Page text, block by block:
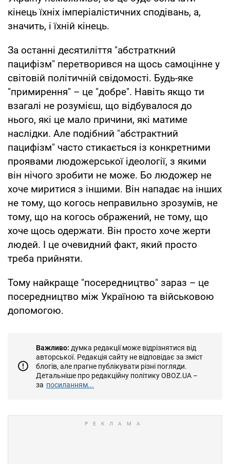
кінець їхніх імперіалістичних сподівань, а,
значить, і їхній кінець.
За останні десятиліття "абстраткний
пацифізм" перетворився на щось самоцінне у
світовій політичній свідомості. Будь-яке
"примирення" – це "добре". Навіть якщо ти
взагалі не розумієш, що відбувалося до
нього, які це мало причини, які матиме
наслідки. Але подібний "абстрактний
пацифізм" часто стикається із конкретними
проявами людожерської ідеології, з якими
він нічого зробити не може. Бо людожер не
хоче миритися з іншими. Він нападає на інших
не тому, що когось неправильно зрозумів, не
тому, що на когось ображений, не тому, що
хоче щось одержати. Він просто хоче жерти
людей. І це очевидний факт, який просто
треба прийняти.
Тому найкраще "посередництво" зараз – це
посередництво між Україною та військовою
допомогою.
Важливо: думка редакції може відрізнятися від
авторської. Редакція сайту не відповідає за зміст
блогів, але прагне публікувати різні погляди.
Детальніше про редакційну політику OBOZ.UA –
за посиланням...